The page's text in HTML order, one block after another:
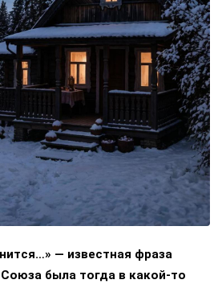
— известная фраза
была тогда в какой-то